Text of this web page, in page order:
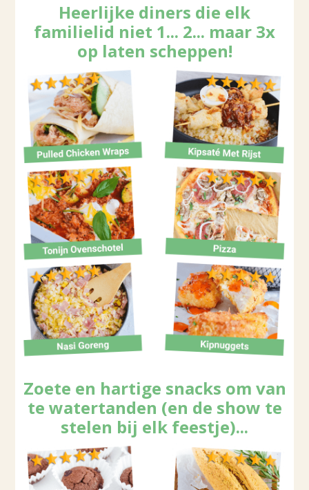
Heerlijke diners die elk
familielid niet 1... 2... maar 3x
op laten scheppen!
Zoete en hartige snacks om van
te watertanden (en de show te
stelen bij elk feestje)...